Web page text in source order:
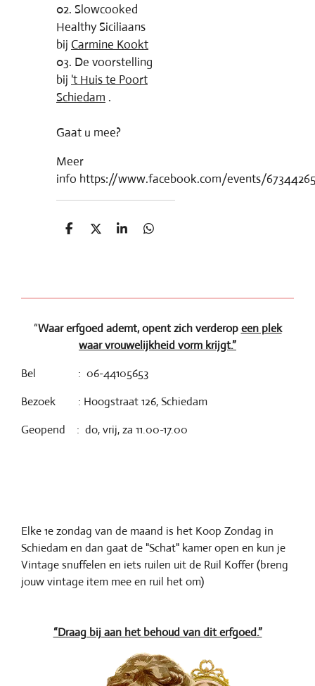
02. Slowcooked
Healthy Siciliaans
bij Carmine Kookt
03. De voorstelling
bij 't Huis te Poort
Schiedam .
Gaat u mee?
Meer
info https://www.facebook.com/events/
D
D
S
D
“Waar erfgoed ademt, opent zich verderopeen plek
waar vrouwelijkheid vorm krijgt.”
Bel : 06-44105653
Bezoek : Hoogstraat 126, Schiedam
Geopend : do, vrij, za 11.00-17.00
Elke 1e zondag van de maand is het Koop Zondag in
Schiedam en dan gaat de "Schat" kamer open en kun je
Vintage snuffelen en iets ruilen uit de Ruil Koffer (breng
jouw vintage item mee en ruil het om)
“Draag bij aan het behoud van dit erfgoed.”